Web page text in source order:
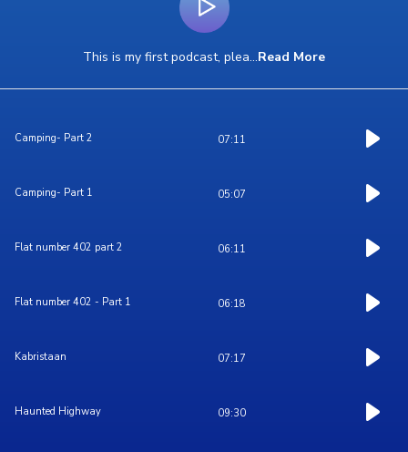
This is my first podcast, plea...Read More
Camping- Part 2 07:11
Camping- Part 1 05:07
Flat number 402 part 2 06:11
Flat number 402 - Part 1 06:18
Kabristaan 07:17
Haunted Highway 09:30